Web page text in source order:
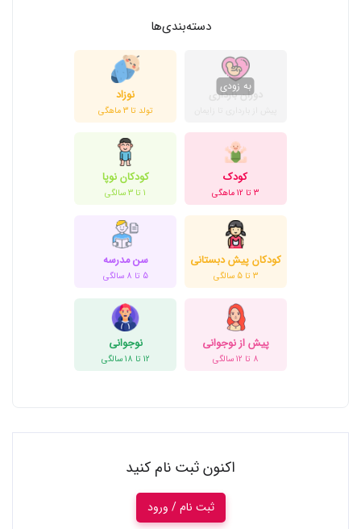
دسته‌بندی‌ها
دوران بارداری نوزاد
تولد تا 3 ماهگی
کودک
3 تا 12 ماهگی
کودکان نوپا
1 تا 3 سالگی
کودکان پیش دبستانی
3 تا 5 سالگی
سن مدرسه
5 تا 8 سالگی
پیش از نوجوانی
8 تا 12 سالگی
نوجوانی
12 تا 18 سالگی
اکنون ثبت نام کنید
ثبت نام / ورود